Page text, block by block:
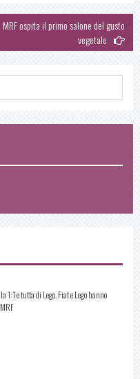
MRF ospita il primo salone del gusto
vegetale
e tutta di Lego. Fiat e Lego hanno